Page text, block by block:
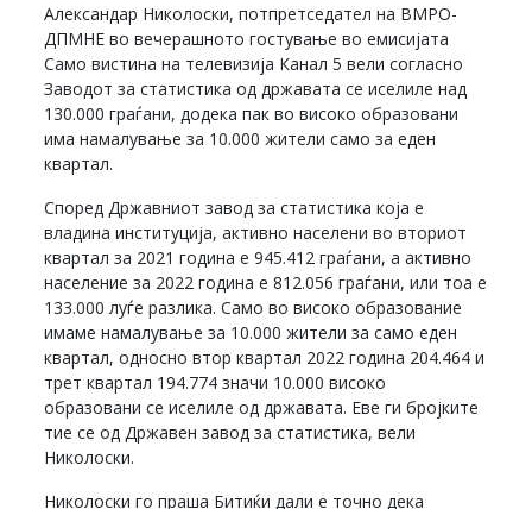
Александар Николоски, потпретседател на ВМРО-
ДПМНЕ во вечерашното гостување во емисијата
Само вистина на телевизија Канал 5 вели согласно
Заводот за статистика од државата се иселиле над
130.000 граѓани, додека пак во високо образовани
има намалување за 10.000 жители само за еден
квартал.
Според Државниот завод за статистика која е
владина институција, активно населени во вториот
квартал за 2021 година е 945.412 граѓани, а активно
население за 2022 година е 812.056 граѓани, или тоа е
133.000 луѓе разлика. Само во високо образование
имаме намалување за 10.000 жители за само еден
квартал, односно втор квартал 2022 година 204.464 и
трет квартал 194.774 значи 10.000 високо
образовани се иселиле од државата. Еве ги бројките
тие се од Државен завод за статистика, вели
Николоски.
Николоски го праша Битиќи дали е точно дека